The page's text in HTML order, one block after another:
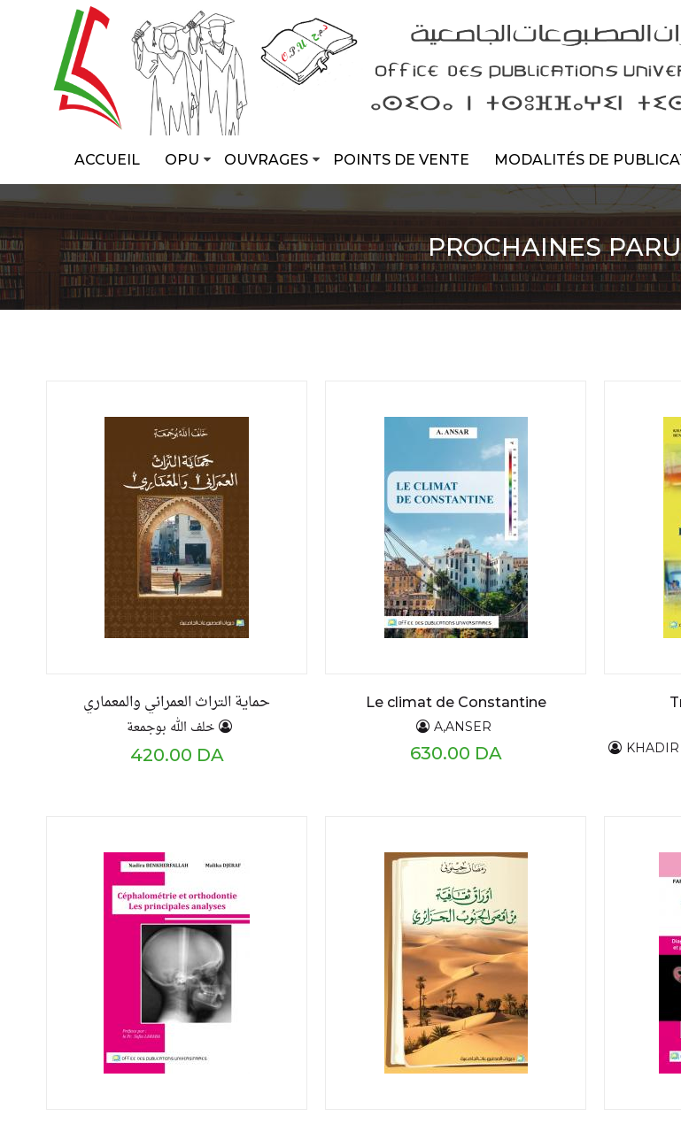
ACCUEIL OPU OUVRAGES POINTS DE VENTE MODALITÉS DE
PROCHAINES
حماية التراث العمراني والمعماري
خلف الله بوجمعة
420.00 DA
Le climat de Constantine
A,ANSER
630.00 DA KHADIR Abdelmounaim -